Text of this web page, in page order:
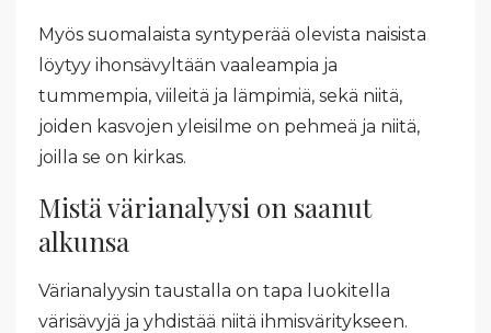
Myös suomalaista syntyperää olevista naisista
löytyy ihonsävyltään vaaleampia ja
tummempia, viileitä ja lämpimiä, sekä niitä,
joiden kasvojen yleisilme on pehmeä ja niitä,
joilla se on kirkas.
Mistä värianalyysi on saanut
alkunsa
Värianalyysin taustalla on tapa luokitella
värisävyjä ja yhdistää niitä ihmisväritykseen.